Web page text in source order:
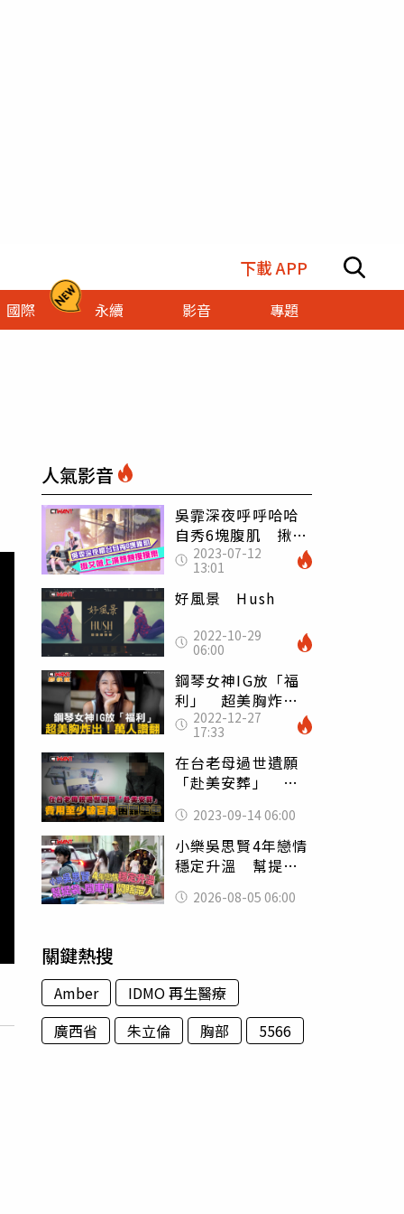
下載 APP
國際 永續 影音 專題
人氣影音
吳霏深夜呼呼哈哈
自秀6塊腹肌 揪艾
薇陽台上演親親摸
摸樂
2023-07-12
13:01
好風景 Hush
2022-10-29
06:00
鋼琴女神IG放「福
利」 超美胸炸
出！萬人讚翻
2022-12-27
17:33
在台老母過世遺願
「赴美安葬」 費
重重2023-09-14 06:00
小樂吳思賢4年戀情
穩定升溫 幫提
閃瞎眾人
2026-08-05 06:00
關鍵熱搜
Amber
IDMO 再生醫療
廣西省
朱立倫 胸部 5566